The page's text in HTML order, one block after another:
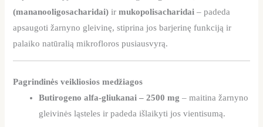
(mananooligosacharidai) irmukopolisacharidai – padeda
apsaugoti žarnyno gleivinę, stiprina jos barjerinę funkciją ir
palaiko natūralią mikrofloros pusiausvyrą.
Pagrindinės veikliosios medžiagos
Butirogeno alfa-gliukanai – 2500 mg – maitina žarnyno
gleivinės ląsteles ir padeda išlaikyti jos vientisumą.